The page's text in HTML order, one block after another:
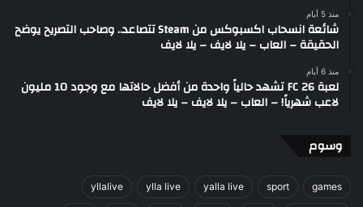
منذ 5 أيام
شائعة انسحاب اكسبوكس من Steam تتصاعد.. وصاحب التصريح يوضح
الحقيقة – العاب – يلا لايف – يلا لايف
منذ 6 أيام
لعبة FC 26 تشهد حالياً واحدة من أفضل حالاتها مع وجود 10 مليون
لاعب شهرياً! – العاب – يلا لايف – يلا لايف
وسوم
games
sport
yalla live
ylla live
yllalive